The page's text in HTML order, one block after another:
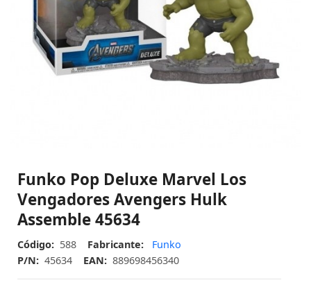
Funko Pop Deluxe Marvel Los
Vengadores Avengers Hulk
Assemble 45634
Código: 588 Fabricante:
Funko
P/N: 45634 EAN: 889698456340